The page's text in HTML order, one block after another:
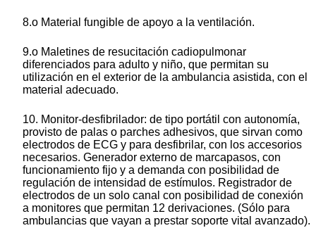
8.o Material fungible de apoyo a la ventilación.
9.o Maletines de resucitación cadiopulmonar
diferenciados para adulto y niño, que permitan su
utilización en el exterior de la ambulancia asistida, con el
material adecuado.
10. Monitor-desfibrilador: de tipo portátil con autonomía,
provisto de palas o parches adhesivos, que sirvan como
electrodos de ECG y para desfibrilar, con los accesorios
necesarios. Generador externo de marcapasos, con
funcionamiento fijo y a demanda con posibilidad de
regulación de intensidad de estímulos. Registrador de
electrodos de un solo canal con posibilidad de conexión
a monitores que permitan 12 derivaciones. (Sólo para
ambulancias que vayan a prestar soporte vital avanzado).